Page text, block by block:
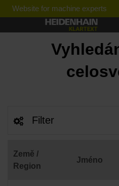
Website for machine experts
Filter
Země /
Region
Jméno